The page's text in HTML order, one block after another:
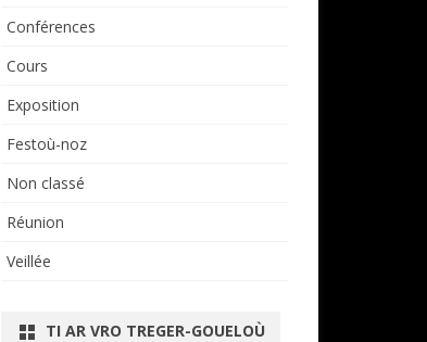
Conférences
Cours
Exposition
Festoù-noz
Non classé
Réunion
Veillée
TI AR VRO TREGER-GOUELOÙ